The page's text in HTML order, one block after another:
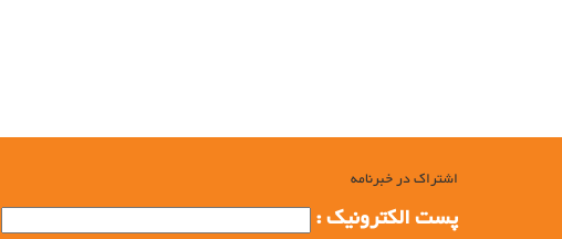
اشتراک در خبرنامه
پست الکترونیک :